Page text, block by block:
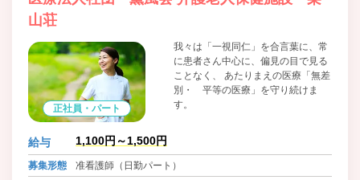
山荘
正社員・パート
我々は「一視同仁」を合言葉に、常
に患者さん中心に、偏見の目で見る
ことなく、 あたりまえの医療「無差
別・ 平等の医療」を守り続けま
す。
給与 1,100円～1,500円
募集形態
准看護師（日勤パート）